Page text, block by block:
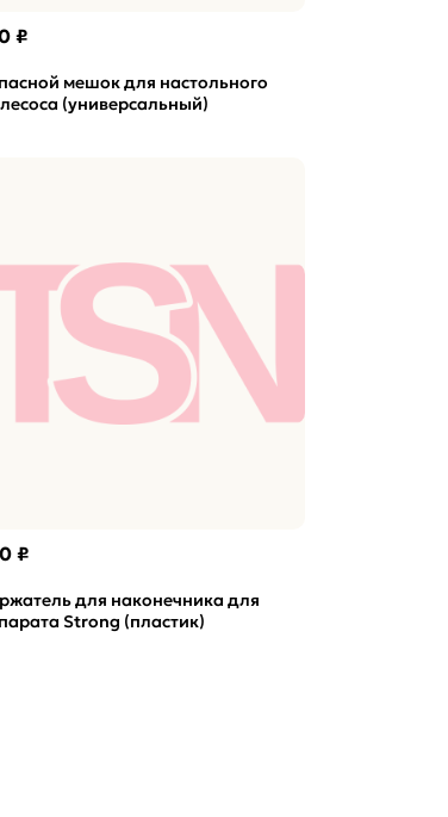
₽
мешок для настольного
(универсальный)
₽
для наконечника для
Strong (пластик)